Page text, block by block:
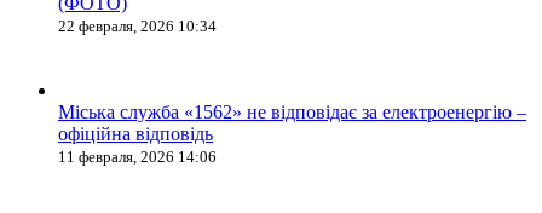
22 февраля, 2026 10:34
Міська служба «1562» не відповідає за електроенергію –
офіційна відповідь
11 февраля, 2026 14:06